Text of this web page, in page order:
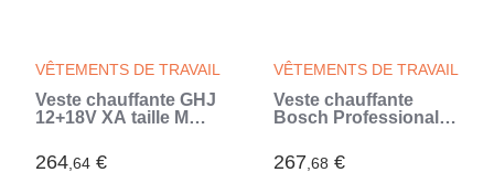
VÊTEMENTS DE TRAVAIL
Veste chauffante GHJ
12+18V XA taille M
06188000FY
264,64 €
VÊTEMENTS DE TRAVAIL
Veste chauffante
Bosch Professional
2XL avec batterie 12V
- 06188000G1 (Noir)
267,68 €